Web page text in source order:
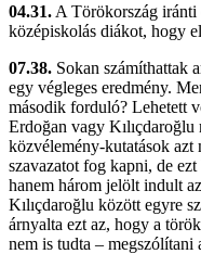
04.31. A Törökország
középiskolás diákot, hogy
07.38. Sokan számíthattak
egy végleges eredmény.
második forduló? Lehetett
Erdoğan vagy Kılıçdaroğlu
közvélemény-kutatások azt
szavazatot fog kapni, de
hanem három jelölt indult
Kılıçdaroğlu között egyre
árnyalta ezt az, hogy a
nem is tudta – megszólítani